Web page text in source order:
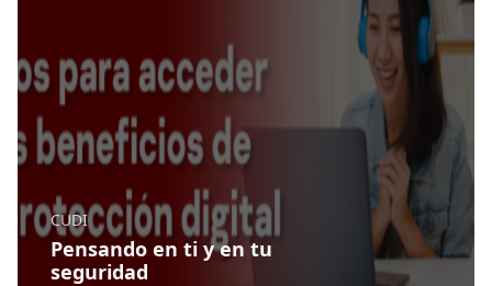
CUDI
Pensando en ti y en tu
seguridad